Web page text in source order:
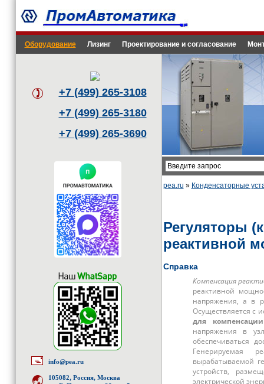
Оборудование Лизинг Проектирование и согласование
+7 (499) 265-3108
+7 (499) 265-3180
+7 (499) 265-3690
info@pea.ru
105082, Россия, Москва
pea.ru » Конденсаторные
Регуляторы
реактивной
Справка
Компенсация
реактивной
напряжения, а в
Осуществляется с
для
напряжения в
обеспечиваться
Генерируемая
вырабатываемой
устройств,
электрической